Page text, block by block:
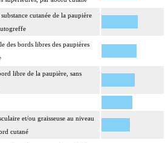
cutanée de la paupière
des bords libres des paupières
libre de la paupière, sans
et/ou graisseuse au niveau
cutané